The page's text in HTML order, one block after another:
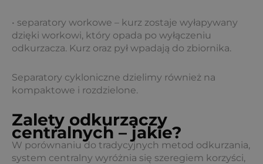
• separatory workowe – kurz zostaje wyłapywany
dzięki workowi, który opada po wyłączeniu
odkurzacza. Kurz oraz pył wpadają do zbiornika.
Separatory cykloniczne dzielimy również na
kompaktowe i rozdzielone.
Zalety odkurzaczy
centralnych – jakie?
W porównaniu do tradycyjnych metod odkurzania,
system centralny wyróżnia się szeregiem korzyści,